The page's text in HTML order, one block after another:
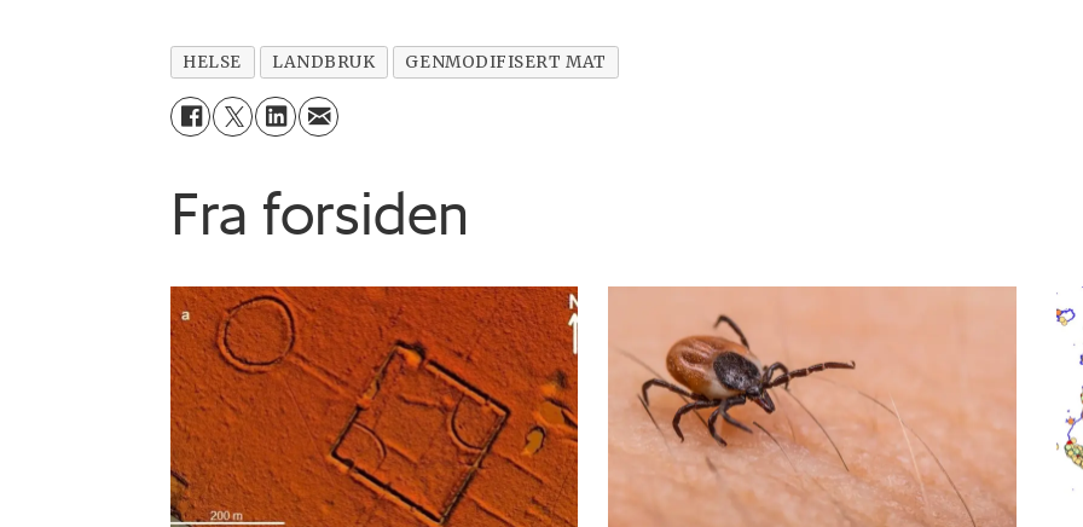
HELSE LANDBRUK GENMODIFISERT MAT
Fra forsiden